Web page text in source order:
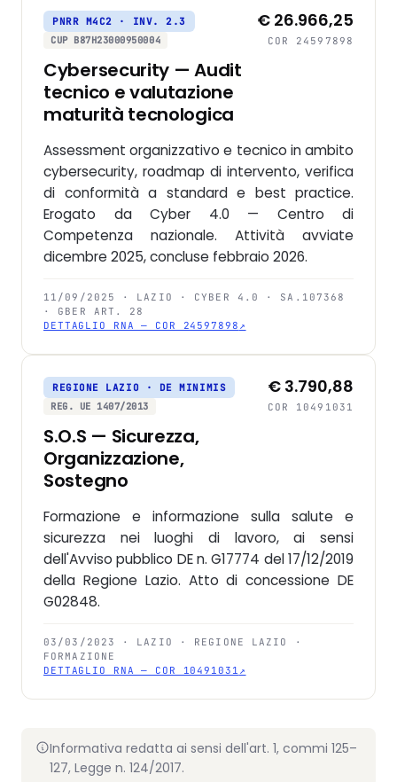
PNRR M4C2 · INV. 2.3
CUP B87H23000950004
Cybersecurity — Audit
tecnico e valutazione
maturità tecnologica
€ 26.966,25
COR 24597898
Assessment organizzativo e tecnico in ambito
cybersecurity, roadmap di intervento, verifica
di conformità a standard e best practice.
Erogato da Cyber 4.0 — Centro di
Competenza nazionale. Attività avviate
dicembre 2025, concluse febbraio 2026.
11/09/2025 · LAZIO · CYBER 4.0 · SA.107368
· GBER ART. 28
DETTAGLIO RNA — COR 24597898 ↗
REGIONE LAZIO · DE MINIMIS
REG. UE 1407/2013
S.O.S — Sicurezza,
Organizzazione,
Sostegno
€ 3.790,88
COR 10491031
Formazione e informazione sulla salute e
sicurezza nei luoghi di lavoro, ai sensi
dell'Avviso pubblico DE n. G17774 del 17/12/2019
della Regione Lazio. Atto di concessione DE
G02848.
03/03/2023 · LAZIO · REGIONE LAZIO ·
FORMAZIONE
DETTAGLIO RNA — COR 10491031 ↗
Informativa redatta ai sensi dell'art. 1, commi 125–
127, Legge n. 124/2017.